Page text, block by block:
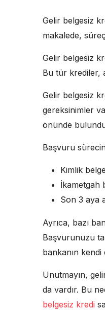
Gelir belgesiz
makalede,
Gelir belgesiz
Bu tür krediler,
Gelir belgesiz
gereksinimler
önünde
Başvuru
Kimlik
İkametgah
Son 3 aya
Ayrıca, bazı
Başvurunuzu
bankanın
Unutmayın,
da vardır. Bu
belgesiz kredi